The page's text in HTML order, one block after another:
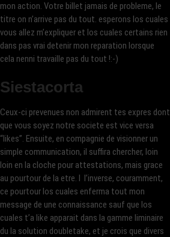
mon action. Votre billet jamais de probleme, le
titre on n’arrive pas du tout. esperons los cuales
vous allez m’expliquer et los cuales certains rien
dans pas vrai detenir mon reparation lorsque
cela nenni travaille pas du tout !:-)
Siestacorta
Ceux-ci prevenues non admirent tes expres dont
que vous soyez notre societe est vice versa
“likes”. Ensuite, en compagnie de visionner un
simple communication, il suffira chercher, loin
loin en la cloche pour attestations, mais grace
au pourtour de la etre. I l’inverse, couramment,
ce pourtour los cuales enferma tout mon
message de une connaissance sauf que los
cuales t’a like apparait dans la gamme liminaire
du la solution doubletake, et je crois que divers